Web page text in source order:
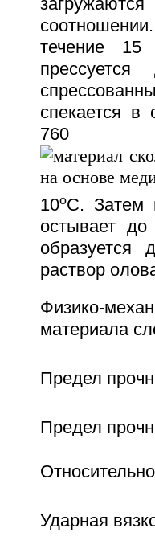
течение
спекается в
760
10oC. Затем
остывает
образуется
раствор
Физико-
материала
Предел
Предел
Ударная